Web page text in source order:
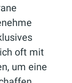
oft mit
um eine